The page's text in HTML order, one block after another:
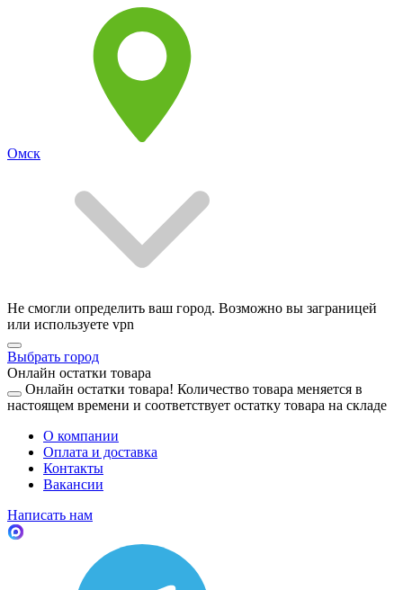
Омск
Не смогли определить ваш город. Возможно вы заграницей
или используете vpn
Выбрать город
Онлайн остатки товара
Онлайн остатки товара! Количество товара меняется в
настоящем времени и соответствует остатку товара на складе
О компании
Оплата и доставка
Контакты
Вакансии
Написать нам